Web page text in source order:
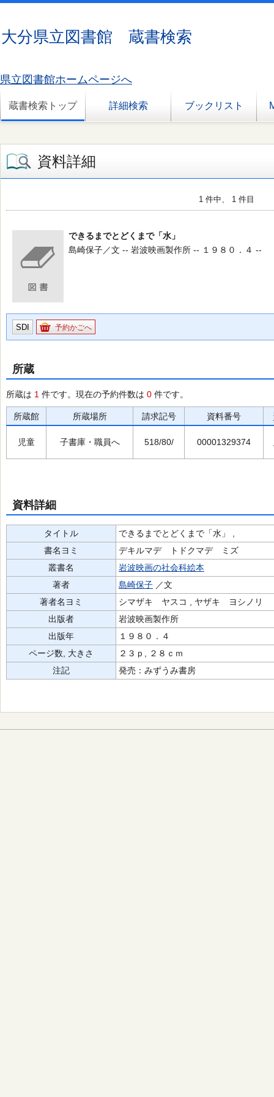
大分県立図書館 蔵書検索
県立図書館ホームページへ
蔵書検索トップ 詳細検索 ブックリスト
資料詳細
1 件中、 1 件目
できるまでとどくまで「水」
島崎保子／文 -- 岩波映画製作所 -- １９８０．４ --
SDI 予約かごへ
所蔵
所蔵は 1 件です。現在の予約件数は 0 件です。
所蔵館 所蔵場所 請求記号 資料番号
児童 子書庫・職員へ 518/80/ 00001329374
資料詳細
タイトル
できるまでとどくまで「水」 ,
書名ヨミ
デキルマデ トドクマデ ミズ
叢書名
岩波映画の社会科絵本
著者
島崎保子 ／文
著者名ヨミ
シマザキ ヤスコ , ヤザキ ヨシノリ
出版者
岩波映画製作所
出版年
１９８０．４
ページ数, 大きさ
２３ｐ, ２８ｃｍ
注記
発売：みずうみ書房